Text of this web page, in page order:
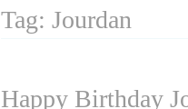
Tag: Jourdan
Happy Birthday